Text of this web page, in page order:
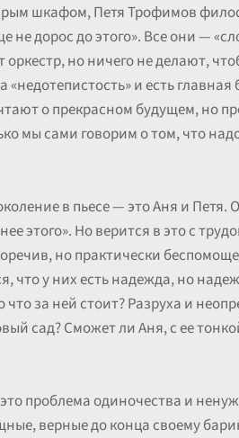
шкафом, Петя Трофимов
не дорос до этого». Все они —
но ничего не делают,
и есть
о прекрасном будущем, но
мы сами говорим о том, что
в пьесе — это Аня и
этого». Но верится в это с
но практически
что у них есть надежда, но
за ней стоит? Разруха и
сад? Сможет ли Аня, с ее
проблема одиночества и
верные до конца своему